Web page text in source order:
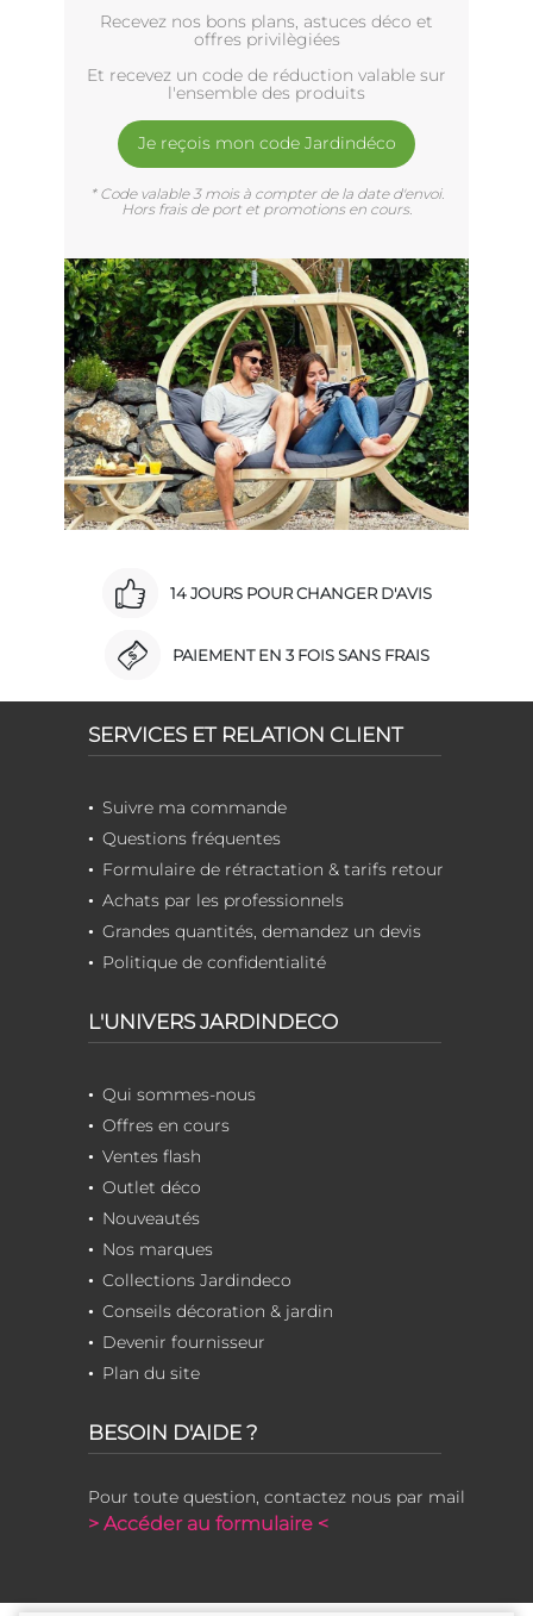
Recevez nos bons plans, astuces déco et
offres privilègiées
Et recevez un code de réduction valable sur
l'ensemble des produits
Je reçois mon code Jardindéco
* Code valable 3 mois à compter de la date d'envoi.
Hors frais de port et promotions en cours.
14 JOURS POUR CHANGER D'AVIS
PAIEMENT EN 3 FOIS SANS FRAIS
SERVICES ET RELATION CLIENT
Suivre ma commande
Questions fréquentes
Formulaire de rétractation & tarifs retour
Achats par les professionnels
Grandes quantités, demandez un devis
Politique de confidentialité
L'UNIVERS JARDINDECO
Qui sommes-nous
Offres en cours
Ventes flash
Outlet déco
Nouveautés
Nos marques
Collections Jardindeco
Conseils décoration & jardin
Devenir fournisseur
Plan du site
BESOIN D'AIDE ?
Pour toute question, contactez nous par mail
> Accéder au formulaire <